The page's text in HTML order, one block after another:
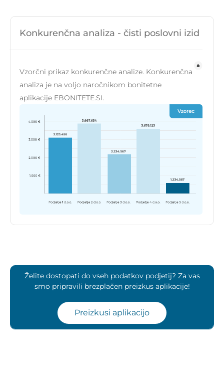
Konkurenčna analiza - čisti poslovni izid
Vzorčni prikaz konkurenčne analize. Konkurenčna
analiza je na voljo naročnikom bonitetne
aplikacije EBONITETE.SI.
Želite dostopati do vseh podatkov podjetij? Za vas
smo pripravili brezplačen preizkus aplikacije!
Preizkusi aplikacijo